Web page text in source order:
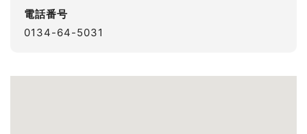
電話番号
0134-64-5031